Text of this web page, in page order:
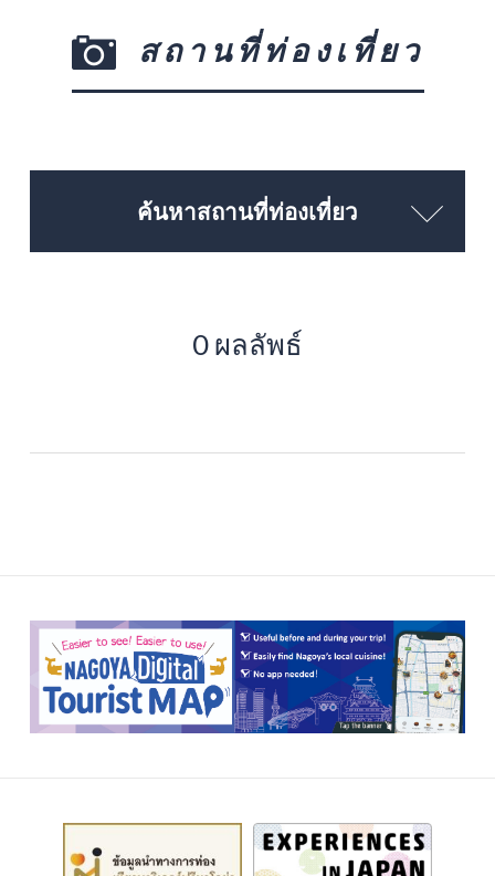
สถานที่ท่องเที่ยว
ค้นหาสถานที่ท่องเที่ยว
0 ผลลัพธ์